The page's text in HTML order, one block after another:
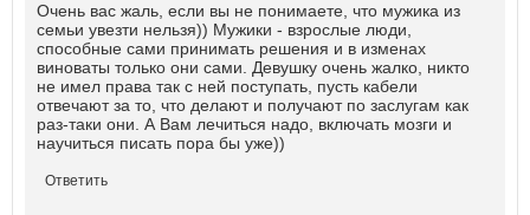
Очень вас жаль, если вы не понимаете, что мужика из
семьи увезти нельзя)) Мужики - взрослые люди,
способные сами принимать решения и в изменах
виноваты только они сами. Девушку очень жалко, никто
не имел права так с ней поступать, пусть кабели
отвечают за то, что делают и получают по заслугам как
раз-таки они. А Вам лечиться надо, включать мозги и
научиться писать пора бы уже))
Ответить